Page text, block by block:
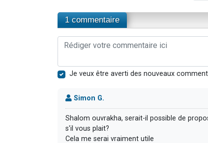
1 commentaire
Je veux être averti des nouveaux
Simon G.
Shalom ouvrakha, serait-il possible de
s'il vous plait?
Cela me serai vraiment utile